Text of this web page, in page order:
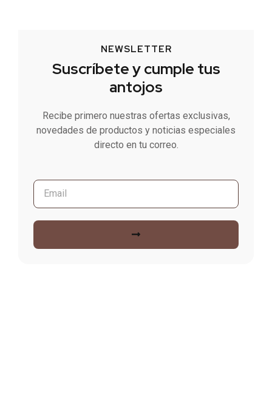
NEWSLETTER
Suscríbete y cumple tus
antojos
Recibe primero nuestras ofertas exclusivas,
novedades de productos y noticias especiales
directo en tu correo.